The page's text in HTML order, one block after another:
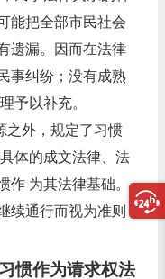
能把全部市民社会
遗漏。因而在法律
事纠纷；没有成熟
予以补充。
外，规定了习惯
体的成文法律、法
作 为其法律基础。
续通行而视为准则
惯作为请求权法